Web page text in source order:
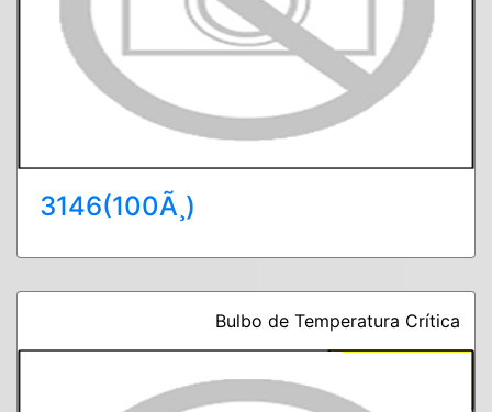
3146(100Ã¸)
Bulbo de Temperatura Crítica